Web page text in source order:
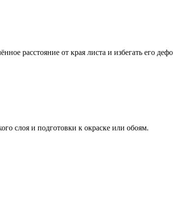
расстояние от края листа и избегать его
слоя и подготовки к окраске или обоям.